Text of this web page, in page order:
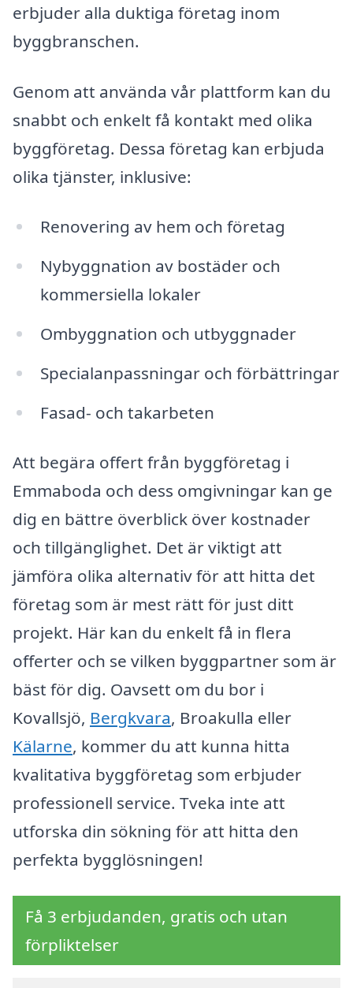
erbjuder alla duktiga företag inom
byggbranschen.
Genom att använda vår plattform kan du
snabbt och enkelt få kontakt med olika
byggföretag. Dessa företag kan erbjuda
olika tjänster, inklusive:
Renovering av hem och företag
Nybyggnation av bostäder och
kommersiella lokaler
Ombyggnation och utbyggnader
Specialanpassningar och förbättringar
Fasad- och takarbeten
Att begära offert från byggföretag i
Emmaboda och dess omgivningar kan ge
dig en bättre överblick över kostnader
och tillgänglighet. Det är viktigt att
jämföra olika alternativ för att hitta det
företag som är mest rätt för just ditt
projekt. Här kan du enkelt få in flera
offerter och se vilken byggpartner som är
bäst för dig. Oavsett om du bor i
Kovallsjö, Bergkvara, Broakulla eller
Kälarne, kommer du att kunna hitta
kvalitativa byggföretag som erbjuder
professionell service. Tveka inte att
utforska din sökning för att hitta den
perfekta bygglösningen!
Få 3 erbjudanden, gratis och utan
förpliktelser